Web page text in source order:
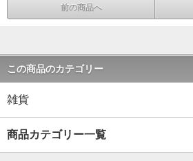
前の商品へ
この商品のカテゴリー
雑貨
商品カテゴリー一覧